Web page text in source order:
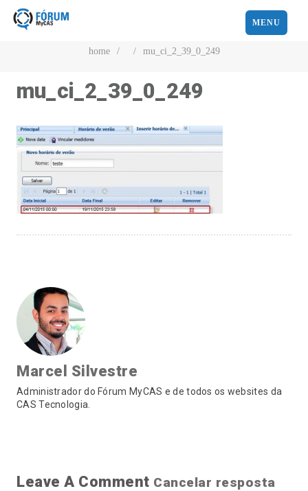
MENU
home / / mu_ci_2_39_0_249
mu_ci_2_39_0_249
Marcel Silvestre
Administrador do Fórum MyCAS e de todos os websites da
CAS Tecnologia.
Leave A Comment Cancelar resposta